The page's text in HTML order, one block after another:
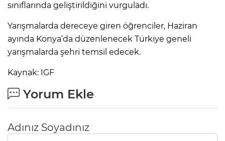
sınıflarında geliştirildiğini vurguladı.
Yarışmalarda dereceye giren öğrenciler, Haziran
ayında Konya’da düzenlenecek Türkiye geneli
yarışmalarda şehri temsil edecek.
Kaynak: IGF
Yorum Ekle
Adınız Soyadınız